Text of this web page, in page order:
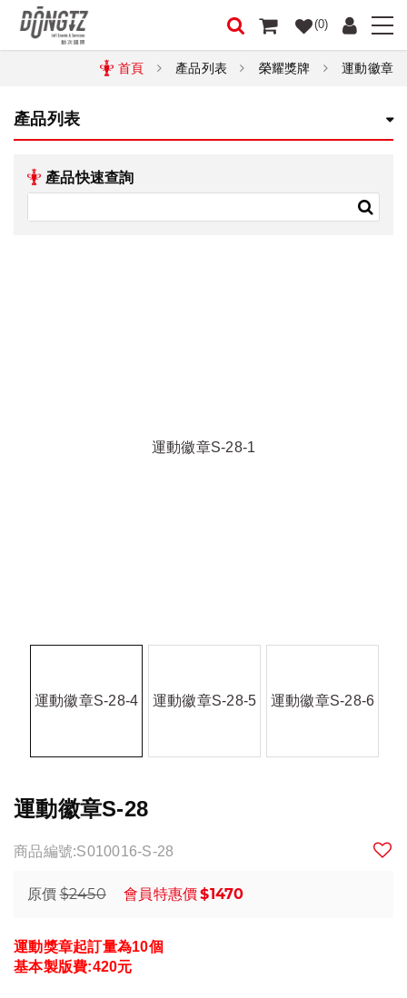
(0)
首頁 產品列表 榮耀獎牌 運動徽章
產品列表
產品快速查詢
運動徽章S-28
商品編號:S010016-S-28
原價 $2450 會員特惠價$1470
運動獎章起訂量為10個
基本製版費:420元